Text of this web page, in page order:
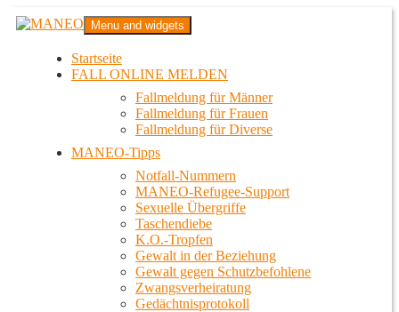
Zum
InhaltMANEO
Das schwule Anti-Gewalt-Projekt in Berlin
Menu and widgets
Startseite
FALL ONLINE MELDEN
Fallmeldung für Männer
Fallmeldung für Frauen
Fallmeldung für Diverse
MANEO-Tipps
Notfall-Nummern
MANEO-Refugee-Support
Sexuelle Übergriffe
Taschendiebe
K.O.-Tropfen
Gewalt in der Beziehung
Gewalt gegen Schutzbefohlene
Zwangsverheiratung
Gedächtnisprotokoll